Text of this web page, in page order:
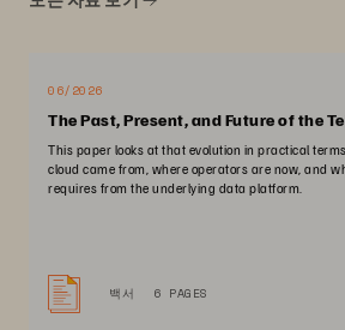
06/2026
The Past, Present, and Future of the
This paper looks at that evolution in practical
cloud came from, where operators are now, and
requires from the underlying data platform.
백서 6 PAGES